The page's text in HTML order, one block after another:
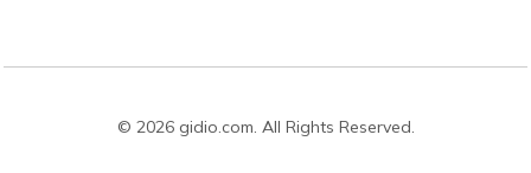
© 2026 gidio.com. All Rights Reserved.